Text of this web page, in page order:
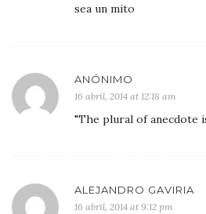
sea un mito
ANÓNIMO
16 abril, 2014 at 12:18 am
"The plural of anecdote
ALEJANDRO GAVIRIA
16 abril, 2014 at 9:12 pm